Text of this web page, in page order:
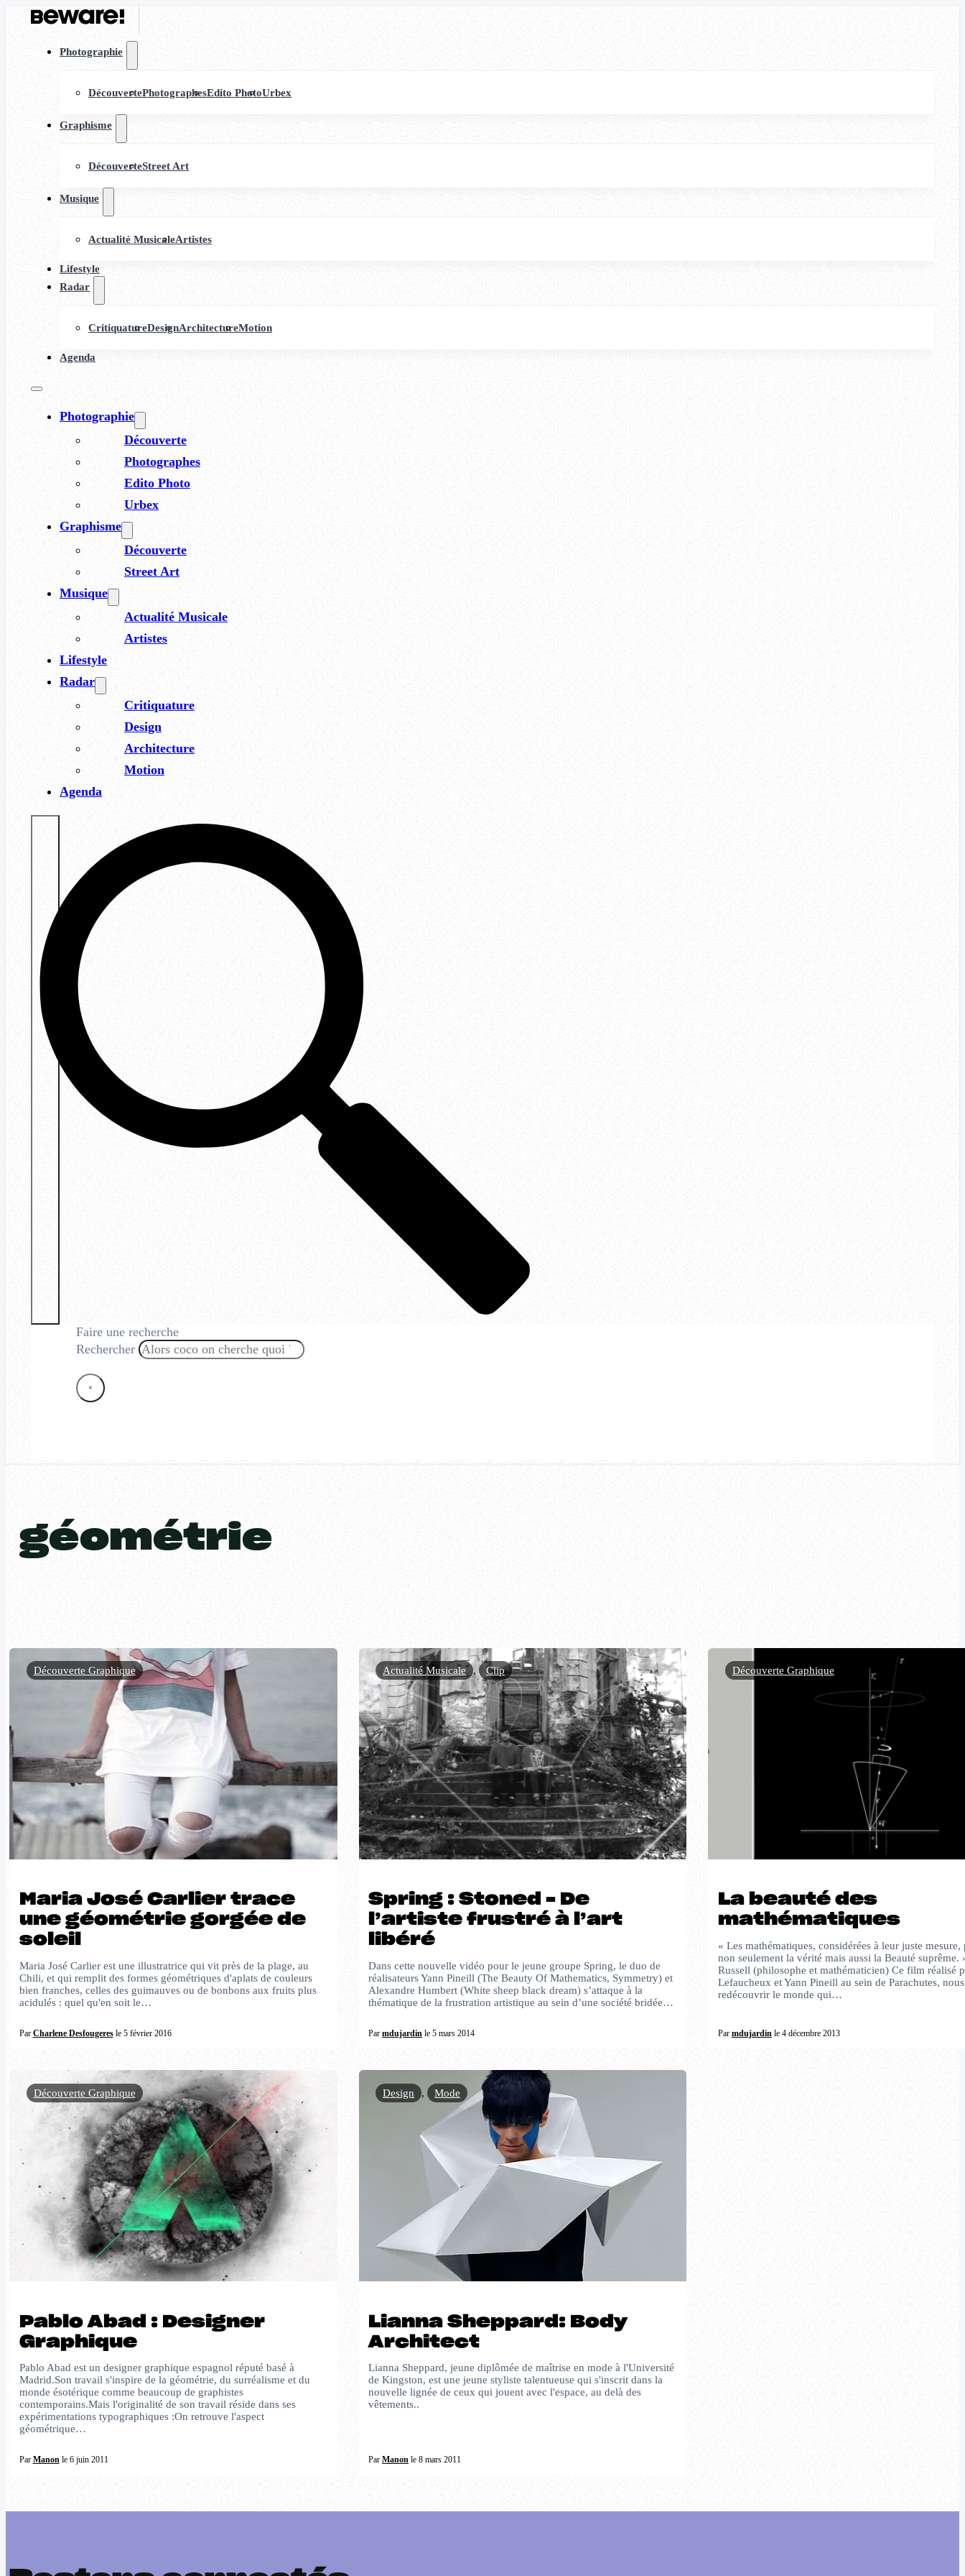
Photographie
DécouvertePhotographesEdito PhotoUrbex
Graphisme
DécouverteStreet Art
Musique
Actualité MusicaleArtistes
Lifestyle
Radar
CritiquatureDesignArchitectureMotion
Agenda
Photographie
Découverte
Photographes
Edito Photo
Urbex
Graphisme
Découverte
Street Art
Musique
Actualité Musicale
Artistes
Lifestyle
Radar
Critiquature
Design
Architecture
Motion
Agenda
Faire une recherche
Rechercher
×
géométrie
Maria José Carlier trace
une géométrie gorgée de
soleil
Maria José Carlier est une illustratrice qui vit près de la plage, au
Chili, et qui remplit des formes géométriques d'aplats de couleurs
bien franches, celles des guimauves ou de bonbons aux fruits plus
acidulés : quel qu'en soit le…
Par Charlene Desfougeresle 5 février 2016
Découverte Graphique
Spring : Stoned – De
l’artiste frustré à l’art
libéré
Dans cette nouvelle vidéo pour le jeune groupe Spring, le duo de
réalisateurs Yann Pineill (The Beauty Of Mathematics, Symmetry) et
Alexandre Humbert (White sheep black dream) s’attaque à la
thématique de la frustration artistique au sein d’une société bridée…
Parmdujardin le 5 mars 2014
Actualité Musicale , Clip
La beauté des
mathématiques
« Les mathématiques, considérées à leur juste mesure,
non seulement la vérité mais aussi la Beauté
Russell (philosophe et mathématicien) Ce film réalisé
Lefaucheux et Yann Pineill au sein de Parachutes,
redécouvrir le monde qui…
Par mdujardinle 4 décembre 2013
Découverte Graphique
Pablo Abad : Designer
Graphique
Pablo Abad est un designer graphique espagnol réputé basé à
Madrid.Son travail s'inspire de la géométrie, du surréalisme et du
monde ésotérique comme beaucoup de graphistes
contemporains.Mais l'originalité de son travail réside dans ses
expérimentations typographiques :On retrouve l'aspect
géométrique…
Par Manonle 6 juin 2011
Découverte Graphique
Lianna Sheppard: Body
Architect
Lianna Sheppard, jeune diplômée de maîtrise en mode à l'Université
de Kingston, est une jeune styliste talentueuse qui s'inscrit dans la
nouvelle lignée de ceux qui jouent avec l'espace, au delà des
vêtements..
ParManon le 8 mars 2011
Design , Mode